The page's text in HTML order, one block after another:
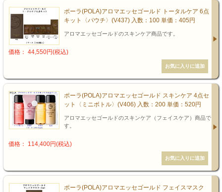
ポーラ(POLA)アロマエッセゴールド トータルケア 6点
キット〈パウチ〉(V437) 入数：100 単価：405円
アロマエッセゴールドのスキンケア商品です。
価格： 44,550円(税込)
ポーラ(POLA)アロマエッセゴールド スキンケア 4点セ
ット〈ミニボトル〉(V406) 入数：200 単価：520円
アロマエッセゴールドのスキンケア（フェイスケア）商品で
す。
価格： 114,400円(税込)
ポーラ(POLA)アロマエッセゴールド フェイスマスク